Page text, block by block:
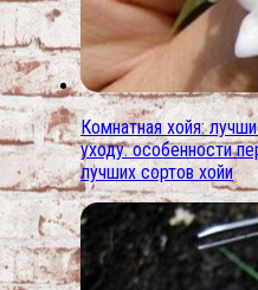
Комнатная хойя:
уходу. особенности
лучших сортов хойи